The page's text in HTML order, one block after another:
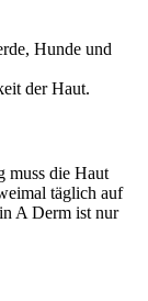
Hunde und
der Haut.
muss die Haut
täglich auf
A Derm ist nur